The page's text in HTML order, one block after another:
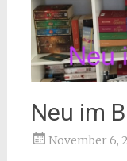
Neu im
November 6,